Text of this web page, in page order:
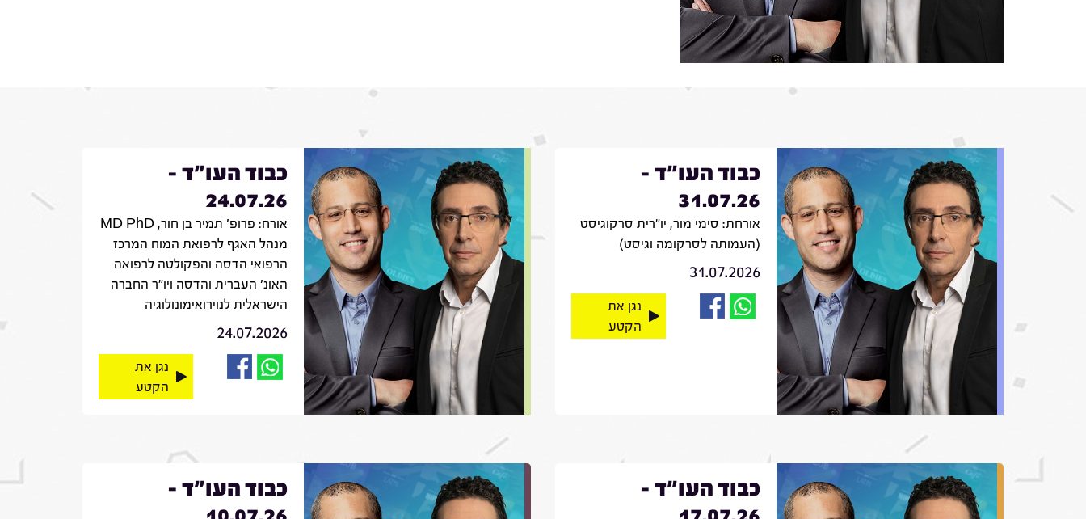
כבוד העו"ד -
31.07.26
אורחת: סימי מור, יו"רית סרקוגיסט
(העמותה לסרקומה וגיסט)
31.07.2026
נגן את
הקטע
כבוד העו"ד -
24.07.26
אורח: פרופ' תמיר בן חור, MD PhD
מנהל האגף לרפואת המוח המרכז
הרפואי הדסה והפקולטה לרפואה
האונ' העברית והדסה ויו"ר החברה
הישראלית לנוירואימונולוגיה
24.07.2026
נגן את
הקטע
כבוד העו"ד -
כבוד העו"ד -